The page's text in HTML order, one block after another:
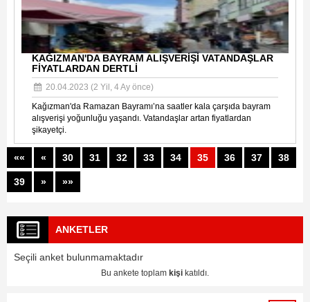
KAĞIZMAN'DA BAYRAM ALIŞVERİŞİ VATANDAŞLAR
FİYATLARDAN DERTLİ
20.04.2023 (2 Yil, 4 Ay önce)
Kağızman'da Ramazan Bayramı’na saatler kala çarşıda bayram
alışverişi yoğunluğu yaşandı. Vatandaşlar artan fiyatlardan
şikayetçi.
«« « 30 31 32 33 34 35 36 37 38
39 » »»
ANKETLER
Seçili anket bulunmamaktadır
Bu ankete toplam kişi katıldı.